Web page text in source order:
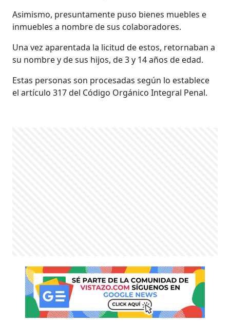
Asimismo, presuntamente puso bienes muebles e
inmuebles a nombre de sus colaboradores.
Una vez aparentada la licitud de estos, retornaban a
su nombre y de sus hijos, de 3 y 14 años de edad.
Estas personas son procesadas según lo establece
el artículo 317 del Código Orgánico Integral Penal.